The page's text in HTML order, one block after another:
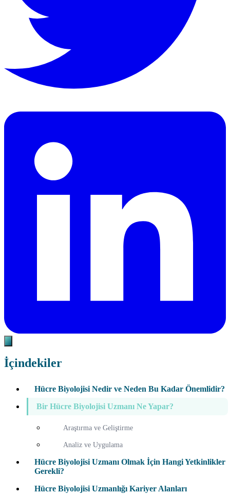
İçindekiler
Hücre Biyolojisi Nedir ve Neden Bu Kadar Önemlidir?
Bir Hücre Biyolojisi Uzmanı Ne Yapar?
Araştırma ve Geliştirme
Analiz ve Uygulama
Hücre Biyolojisi Uzmanı Olmak İçin Hangi Yetkinlikler
Gerekli?
Hücre Biyolojisi Uzmanlığı Kariyer Alanları